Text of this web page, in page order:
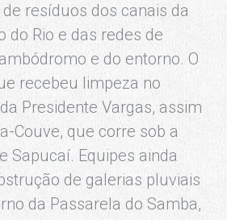
resíduos dos canais da
do Rio e das redes de
e do entorno. O
recebeu limpeza no
Presidente Vargas, assim
Couve, que corre sob a
Sapucaí. Equipes ainda
de galerias pluviais
da Passarela do Samba,